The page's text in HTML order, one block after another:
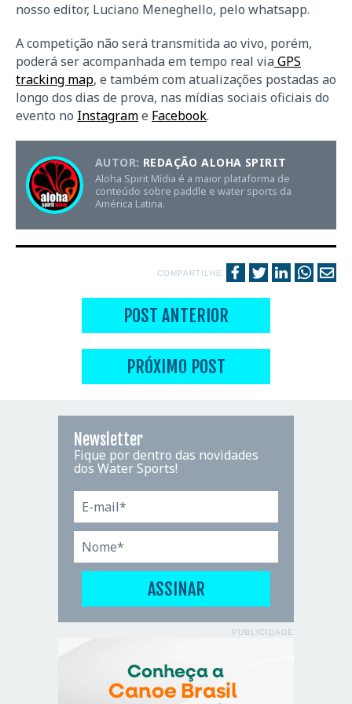
nosso editor, Luciano Meneghello, pelo whatsapp.
A competição não será transmitida ao vivo, porém,
poderá ser acompanhada em tempo real viaGPS
tracking map, e também com atualizações postadas ao
longo dos dias de prova, nas mídias sociais oficiais do
evento no Instagrame Facebook.
AUTOR: REDAÇÃO ALOHA SPIRIT
Aloha Spirit Mídia é a maior plataforma de
conteúdo sobre paddle e water sports da
América Latina.
COMPARTILHE
POST ANTERIOR
PRÓXIMO POST
Newsletter
Fique por dentro das novidades
dos Water Sports!
PUBLICIDADE